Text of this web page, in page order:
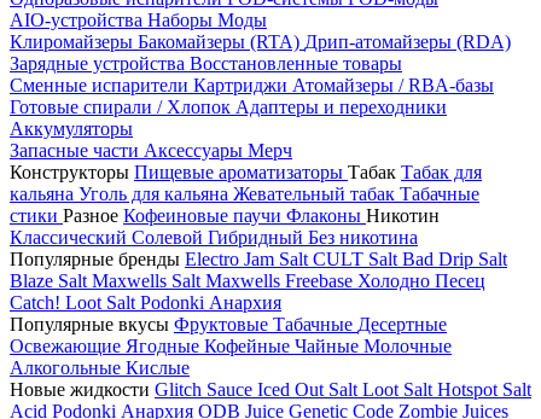
AIO-устройства Наборы Моды
Клиромайзеры Бакомайзеры (RTA) Дрип-атомайзеры (RDA)
Зарядные устройства Восстановленные товары
Сменные испарители Картриджи Атомайзеры / RBA-базы
Готовые спирали / Хлопок Адаптеры и переходники
Аккумуляторы
Запасные части Аксессуары Мерч
Конструкторы Пищевые ароматизаторы Табак Табак для
кальяна Уголь для кальяна Жевательный табак Табачные
стики Разное Кофеиновые паучи Флаконы Никотин
Классический Солевой Гибридный Без никотина
Популярные бренды Electro Jam Salt CULT Salt Bad Drip Salt
Blaze Salt Maxwells Salt Maxwells Freebase Холодно Песец
Catch! Loot Salt Podonki Анархия
Популярные вкусы Фруктовые Табачные Десертные
Освежающие Ягодные Кофейные Чайные Молочные
Алкогольные Кислые
Новые жидкости Glitch Sauce Iced Out Salt Loot Salt Hotspot Salt
Acid Podonki Анархия ODB Juice Genetic Code Zombie Juices